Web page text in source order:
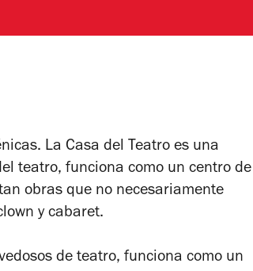
La Casa del Teatro es una
teatro, funciona como un centro de
obras que no necesariamente
y cabaret.
de teatro, funciona como un